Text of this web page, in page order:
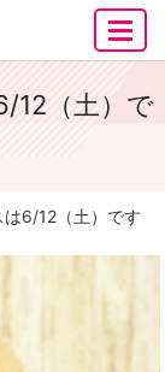
12（土）で
6/12（土）です